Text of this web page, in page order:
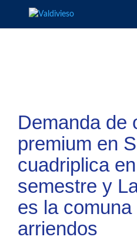
Demanda de
premium en
cuadriplica
semestre y
es la
arriendos